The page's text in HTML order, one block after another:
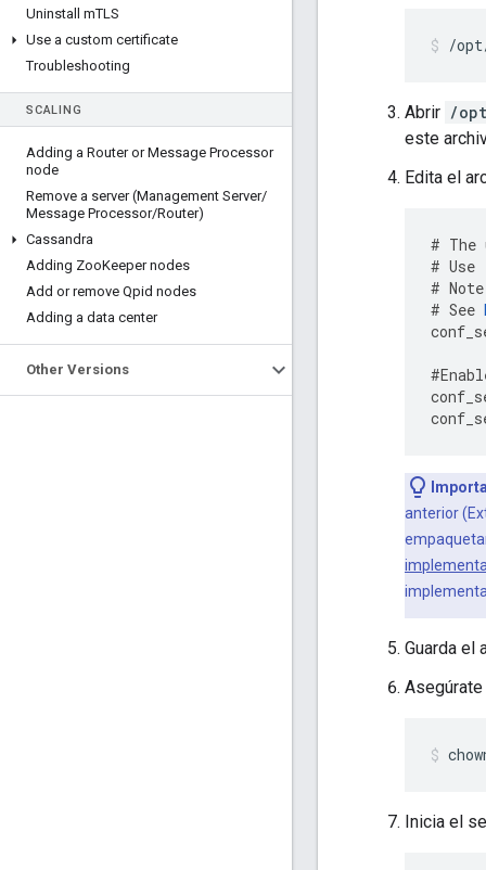
Uninstall mTLS
Use a custom certificate
Troubleshooting
SCALING
Adding a Router or Message Processor
node
Remove a server (Management Server/
Message Processor/Router)
Cassandra
Adding ZooKeeper nodes
Add or remove Qpid nodes
Adding a data center
Other Versions
/
Abrir /
este
Edita el
# The
# Use
# Note
# See
#
anterior
Guarda el
Inicia el